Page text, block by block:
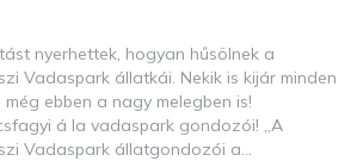
nyerhettek, hogyan hűsölnek a
Vadaspark állatkái. Nekik is kijár minden
még ebben a nagy melegben is!
á la vadaspark gondozói! „A
Vadaspark állatgondozói a…